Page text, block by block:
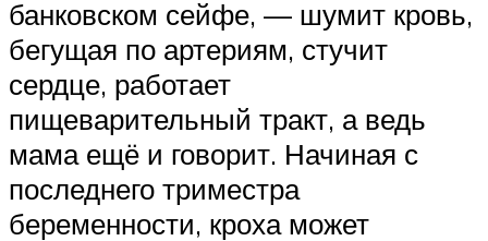
банковском сейфе, — шумит кровь,
бегущая по артериям, стучит
сердце, работает
пищеварительный тракт, а ведь
мама ещё и говорит. Начиная с
последнего триместра
беременности, кроха может